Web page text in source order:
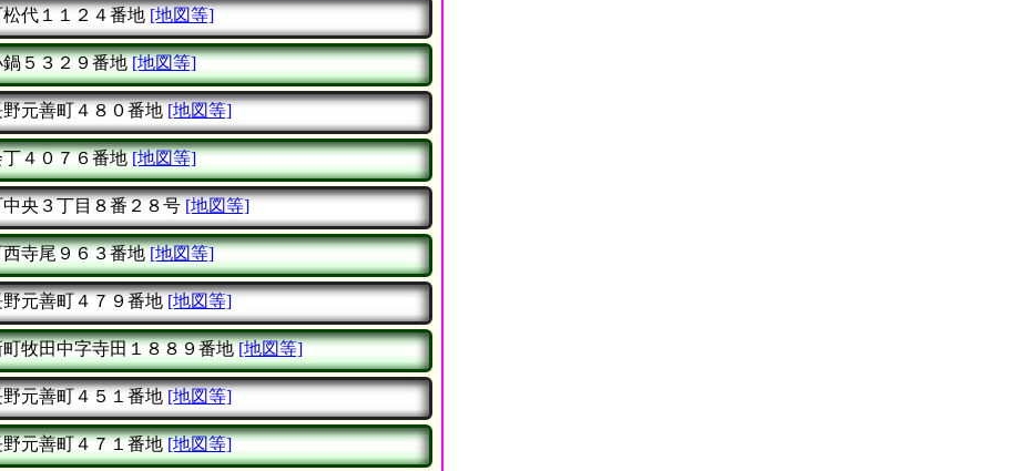
代１１２４番地 [地図等]
５３２９番地 [地図等]
元善町４８０番地 [地図等]
４０７６番地 [地図等]
央３丁目８番２８号 [地図等]
寺尾９６３番地 [地図等]
元善町４７９番地 [地図等]
牧田中字寺田１８８９番地 [地図等]
元善町４５１番地 [地図等]
元善町４７１番地 [地図等]